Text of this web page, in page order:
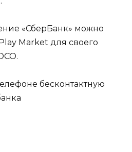
«СберБанк» можно
Market для своего